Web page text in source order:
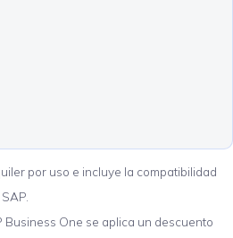
por uso e incluye la compatibilidad
One se aplica un descuento